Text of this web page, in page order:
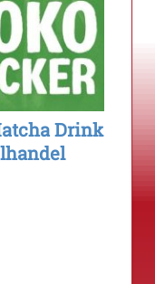
Drink